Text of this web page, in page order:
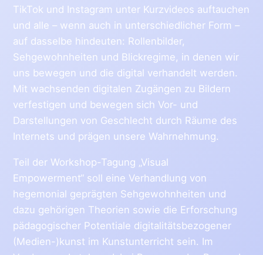
TikTok und Instagram unter Kurzvideos auftauchen
und alle – wenn auch in unterschiedlicher Form –
auf dasselbe hindeuten: Rollenbilder,
Sehgewohnheiten und Blickregime, in denen wir
uns bewegen und die digital verhandelt werden.
Mit wachsenden digitalen Zugängen zu Bildern
verfestigen und bewegen sich Vor- und
Darstellungen von Geschlecht durch Räume des
Internets und prägen unsere Wahrnehmung.
Teil der Workshop-Tagung „Visual
Empowerment“ soll eine Verhandlung von
hegemonial geprägten Sehgewohnheiten und
dazu gehörigen Theorien sowie die Erforschung
pädagogischer Potentiale digitalitätsbezogener
(Medien-)kunst im Kunstunterricht sein. Im